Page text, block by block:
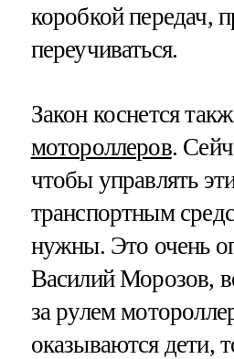
коробкой передач,
переучиваться.
Закон коснется
мотороллеров.
чтобы управлять
транспортным
нужны. Это очень
Василий Морозов,
за рулем
оказываются дети,